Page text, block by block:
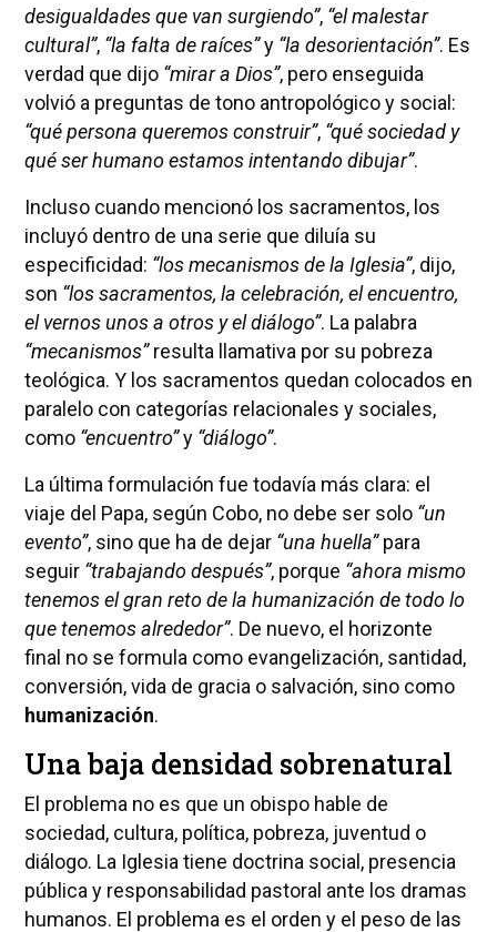
desigualdades que van surgiendo”, “el malestar
cultural”, “la falta de raíces”y “la desorientación”. Es
verdad que dijo “mirar a Dios”, pero enseguida
volvió a preguntas de tono antropológico y social:
“qué persona queremos construir”, “qué sociedad y
qué ser humano estamos intentando dibujar”.
Incluso cuando mencionó los sacramentos, los
incluyó dentro de una serie que diluía su
especificidad: “los mecanismos de la Iglesia”, dijo,
son “los sacramentos, la celebración, el encuentro,
el vernos unos a otros y el diálogo”. La palabra
“mecanismos”resulta llamativa por su pobreza
teológica. Y los sacramentos quedan colocados en
paralelo con categorías relacionales y sociales,
como “encuentro”y “diálogo”.
La última formulación fue todavía más clara: el
viaje del Papa, según Cobo, no debe ser solo “un
evento”, sino que ha de dejar “una huella”para
seguir “trabajando después”, porque “ahora mismo
tenemos el gran reto de la humanización de todo lo
que tenemos alrededor”. De nuevo, el horizonte
final no se formula como evangelización, santidad,
conversión, vida de gracia o salvación, sino como
humanización.
Una baja densidad sobrenatural
El problema no es que un obispo hable de
sociedad, cultura, política, pobreza, juventud o
diálogo. La Iglesia tiene doctrina social, presencia
pública y responsabilidad pastoral ante los dramas
humanos. El problema es el orden y el peso de las